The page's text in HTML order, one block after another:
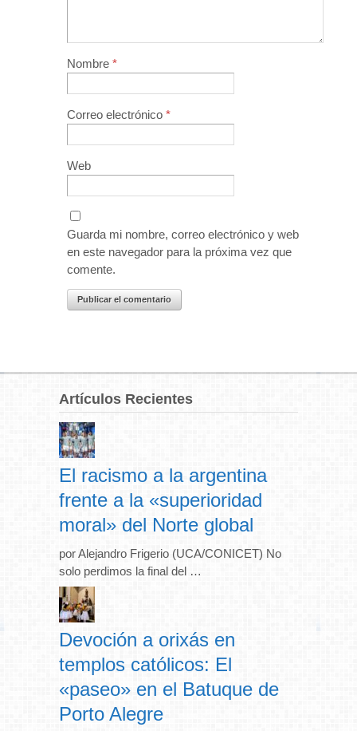
Nombre *
Correo electrónico *
Web
Guarda mi nombre, correo electrónico y web
en este navegador para la próxima vez que
comente.
Artículos Recientes
El racismo a la argentina
frente a la «superioridad
moral» del Norte global
por Alejandro Frigerio (UCA/CONICET) No
solo perdimos la final del …
Devoción a orixás en
templos católicos: El
«paseo» en el Batuque de
Porto Alegre